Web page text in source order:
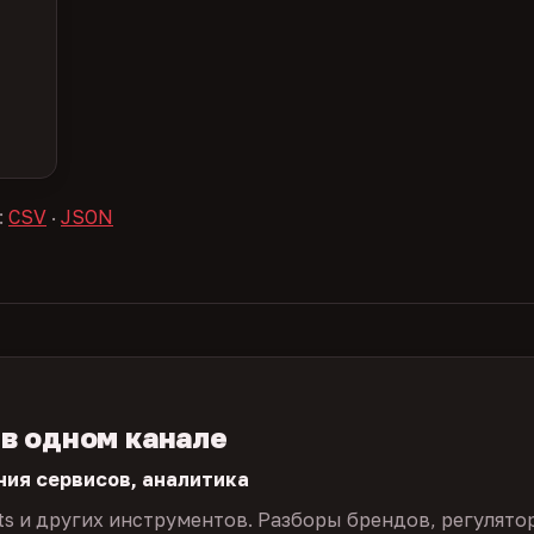
CSV · JSON
одном канале
сервисов, аналитика
и других инструментов. Разборы брендов,